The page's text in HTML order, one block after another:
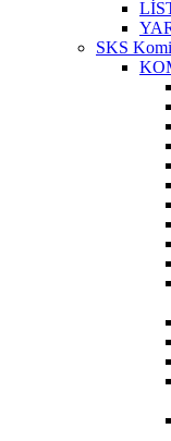
SKS